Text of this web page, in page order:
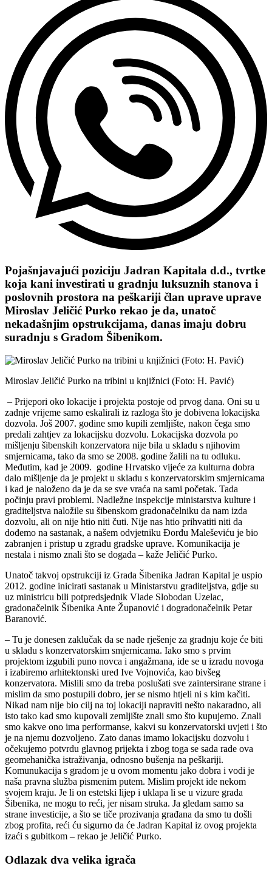
Pojašnjavajući poziciju Jadran Kapitala d.d., tvrtke
koja kani investirati u gradnju luksuznih stanova i
poslovnih prostora na peškariji član uprave uprave
Miroslav Jeličić Purko rekao je da, unatoč
nekadašnjim opstrukcijama, danas imaju dobru
suradnju s Gradom Šibenikom.
Miroslav Jeličić Purko na tribini u knjižnici (Foto: H. Pavić)
– Prijepori oko lokacije i projekta postoje od prvog dana. Oni su u
zadnje vrijeme samo eskalirali iz razloga što je dobivena lokacijska
dozvola. Još 2007. godine smo kupili zemljište, nakon čega smo
predali zahtjev za lokacijsku dozvolu. Lokacijska dozvola po
mišljenju šibenskih konzervatora nije bila u skladu s njihovim
smjernicama, tako da smo se 2008. godine žalili na tu odluku.
Međutim, kad je 2009. godine Hrvatsko vijeće za kulturna dobra
dalo mišljenje da je projekt u skladu s konzervatorskim smjernicama
i kad je naloženo da je da se sve vraća na sami početak. Tada
počinju pravi problemi. Nadležne inspekcije ministarstva kulture i
graditeljstva naložile su šibenskom gradonačelniku da nam izda
dozvolu, ali on nije htio niti čuti. Nije nas htio prihvatiti niti da
dođemo na sastanak, a našem odvjetniku Đorđu Maleševiću je bio
zabranjen i pristup u zgradu gradske uprave. Komunikacija je
nestala i nismo znali što se događa – kaže Jeličić Purko.
Unatoč takvoj opstrukciji iz Grada Šibenika Jadran Kapital je uspio
2012. godine inicirati sastanak u Ministarstvu graditeljstva, gdje su
uz ministricu bili potpredsjednik Vlade Slobodan Uzelac,
gradonačelnik Šibenika Ante Županović i dogradonačelnik Petar
Baranović.
– Tu je donesen zaklučak da se nađe rješenje za gradnju koje će biti
u skladu s konzervatorskim smjernicama. Iako smo s prvim
projektom izgubili puno novca i angažmana, ide se u izradu novoga
i izabiremo arhitektonski ured Ive Vojnovića, kao bivšeg
konzervatora. Mislili smo da treba poslušati sve zaintersirane strane i
mislim da smo postupili dobro, jer se nismo htjeli ni s kim kačiti.
Nikad nam nije bio cilj na toj lokaciji napraviti nešto nakaradno, ali
isto tako kad smo kupovali zemljište znali smo što kupujemo. Znali
smo kakve ono ima performanse, kakvi su konzervatorski uvjeti i što
je na njemu dozvoljeno. Zato danas imamo lokacijsku dozvolu i
očekujemo potvrdu glavnog prijekta i zbog toga se sada rade ova
geomehanička istraživanja, odnosno bušenja na peškariji.
Komunukacija s gradom je u ovom momentu jako dobra i vodi je
naša pravna služba pismenim putem. Mislim projekt ide nekom
svojem kraju. Je li on estetski lijep i uklapa li se u vizure grada
Šibenika, ne mogu to reći, jer nisam struka. Ja gledam samo sa
strane investicije, a što se tiče prozivanja građana da smo tu došli
zbog profita, reći ću sigurno da će Jadran Kapital iz ovog projekta
izaći s gubitkom – rekao je Jeličić Purko.
Odlazak dva velika igrača